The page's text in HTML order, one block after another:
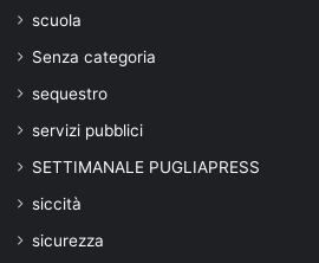
scuola
Senza categoria
sequestro
servizi pubblici
SETTIMANALE PUGLIAPRESS
siccità
sicurezza